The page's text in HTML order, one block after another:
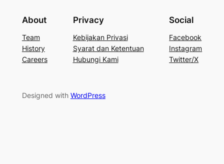
About
Team
History
Careers
Privacy
Kebijakan Privasi
Syarat dan Ketentuan
Hubungi Kami
Social
Facebook
Instagram
Twitter/X
Designed with WordPress